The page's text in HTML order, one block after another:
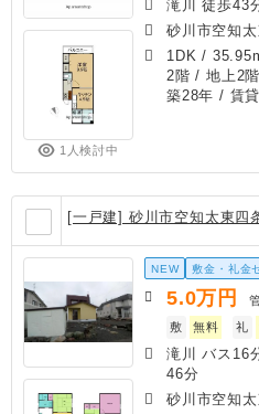
1人検討中
滝川 徒歩43
砂川市空知
1DK /
2階 / 地上2
築28年 / 賃
[一戸建] 砂川市空知太東四
NEW 敷金・礼金
5.0万円
敷
無料 礼
滝川 バス16
46分
砂川市空知